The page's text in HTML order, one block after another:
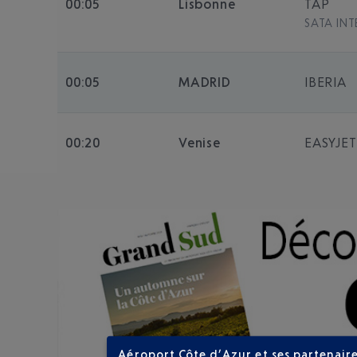
00:05 Lisbonne TAP
SATA
00:05 MADRID IBERIA
00:20 Venise
Aéroport Côte d’Azur et ses